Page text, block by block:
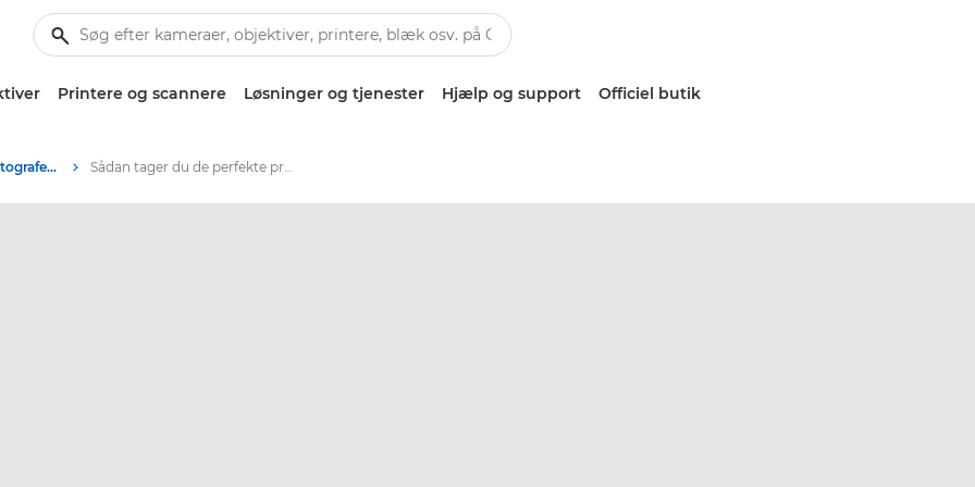
Printere og scannere Løsninger og tjenester Hjælp og support Officiel butik
Tips og teknikker til fotografering og print Sådan tager du de perfekte produktfotos